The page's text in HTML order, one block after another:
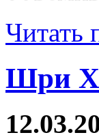
Читать
Шри